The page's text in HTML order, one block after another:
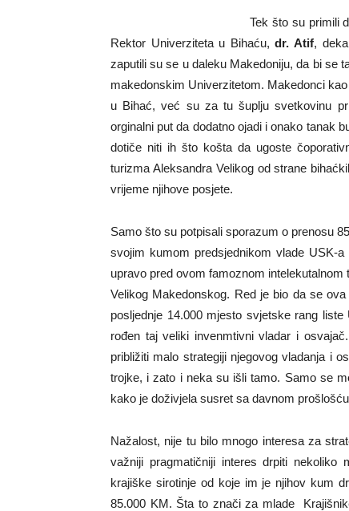
Tek što su primili
Rektor Univerziteta u Bihaću,dr. Atif,
zaputili su se u daleku Makedoniju, da bi se
makedonskim Univerzitetom. Makedonci
u Bihać, već su za tu šuplju svetkovinu
orginalni put da dodatno ojadi i onako tanak
dotiče niti ih što košta da ugoste
turizma Aleksandra Velikog od strane
vrijeme njihove posjete.
Samo što su potpisali sporazum o prenosu
svojim kumom predsjednikom vlade USK-a
upravo pred ovom famoznom
Velikog Makedonskog. Red je bio da se
posljednje 14.000 mjesto svjetske rang
rođen taj veliki invenmtivni vladar i
približiti malo strategiji njegovog vladanja i
trojke, i zato i neka su išli tamo. Samo se
kako je doživjela susret sa davnom
Nažalost, nije tu bilo mnogo interesa za
važniji pragmatičniji interes drpiti
krajiške sirotinje od koje im je njihov kum
85.000 KM. Šta to znači za mlade